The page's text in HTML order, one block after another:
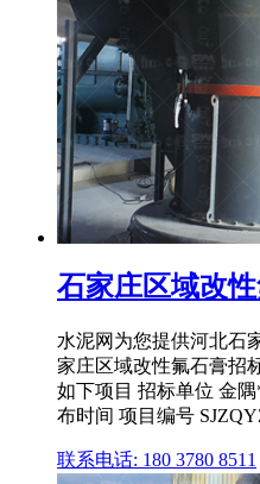
石家庄区域改
水泥网为您提供河北石
家庄区域改性氟石膏招
如下项目 招标单位 金
布时间 项目编号
联系电话: 180 3780 8511